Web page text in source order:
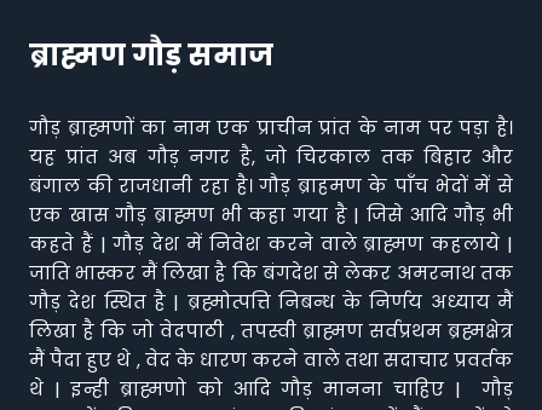
ब्राह्मण गौड़ समाज
गौड़ ब्राह्मणों का नाम एक प्राचीन प्रांत के नाम पर पड़ा है।
यह प्रांत अब गौड़ नगर है, जो चिरकाल तक बिहार और
बंगाल की राजधानी रहा है। गौड़ ब्राहमण के पाँच भेदों में से
एक खास गौड़ ब्राह्मण भी कहा गया है | जिसे आदि गौड़ भी
कहते हैं | गौड़ देश में निवेश करने वाले ब्राह्मण कहलाये |
जाति भास्कर मैं लिखा है कि बंगदेश से लेकर अमरनाथ तक
गौड़ देश स्थित है | ब्रह्मोत्पत्ति निबन्ध के निर्णय अध्याय मैं
लिखा है कि जो वेदपाठी , तपस्वी ब्राह्मण सर्वप्रथम ब्रह्मक्षेत्र
मैं पैदा हुए थे , वेद के धारण करने वाले तथा सदाचार प्रवर्तक
थे | इन्ही ब्राह्मणो को आदि गौड़ मानना चाहिए | गौड़